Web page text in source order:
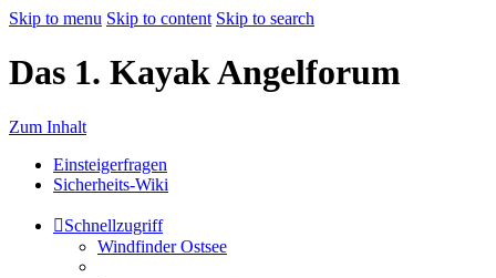
Skip to menu Skip to content Skip to search
Das 1. Kayak Angelforum
Zum Inhalt
Einsteigerfragen
Sicherheits-Wiki
Schnellzugriff
Windfinder Ostsee